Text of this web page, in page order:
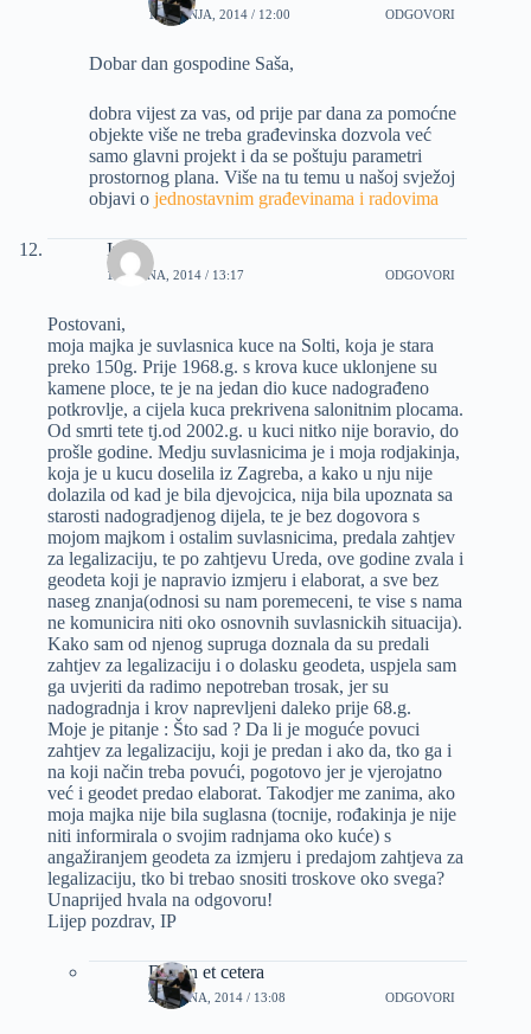
11 SRPNJA, 2014 / 12:00 ODGOVORI
Dobar dan gospodine Saša,
dobra vijest za vas, od prije par dana za pomoćne
objekte više ne treba građevinska dozvola već
samo glavni projekt i da se poštuju parametri
prostornog plana. Više na tu temu u našoj svježoj
objavi o jednostavnim građevinama i radovima
Ivana
17 RUJNA, 2014 / 13:17 ODGOVORI
Postovani,
moja majka je suvlasnica kuce na Solti, koja je stara
preko 150g. Prije 1968.g. s krova kuce uklonjene su
kamene ploce, te je na jedan dio kuce nadograđeno
potkrovlje, a cijela kuca prekrivena salonitnim plocama.
Od smrti tete tj.od 2002.g. u kuci nitko nije boravio, do
prošle godine. Medju suvlasnicima je i moja rodjakinja,
koja je u kucu doselila iz Zagreba, a kako u nju nije
dolazila od kad je bila djevojcica, nija bila upoznata sa
starosti nadogradjenog dijela, te je bez dogovora s
mojom majkom i ostalim suvlasnicima, predala zahtjev
za legalizaciju, te po zahtjevu Ureda, ove godine zvala i
geodeta koji je napravio izmjeru i elaborat, a sve bez
naseg znanja(odnosi su nam poremeceni, te vise s nama
ne komunicira niti oko osnovnih suvlasnickih situacija).
Kako sam od njenog supruga doznala da su predali
zahtjev za legalizaciju i o dolasku geodeta, uspjela sam
ga uvjeriti da radimo nepotreban trosak, jer su
nadogradnja i krov naprevljeni daleko prije 68.g.
Moje je pitanje : Što sad ? Da li je moguće povuci
zahtjev za legalizaciju, koji je predan i ako da, tko ga i
na koji način treba povući, pogotovo jer je vjerojatno
već i geodet predao elaborat. Takodjer me zanima, ako
moja majka nije bila suglasna (tocnije, rođakinja je nije
niti informirala o svojim radnjama oko kuće) s
angažiranjem geodeta za izmjeru i predajom zahtjeva za
legalizaciju, tko bi trebao snositi troskove oko svega?
Unaprijed hvala na odgovoru!
Lijep pozdrav, IP
Dizajn et cetera
22 RUJNA, 2014 / 13:08 ODGOVORI